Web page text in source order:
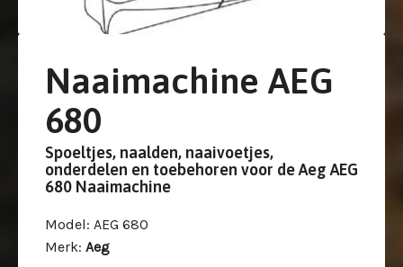
Naaimachine AEG
680
Spoeltjes, naalden, naaivoetjes,
onderdelen en toebehoren voor de Aeg AEG
680 Naaimachine
Model: AEG 680
Merk: Aeg